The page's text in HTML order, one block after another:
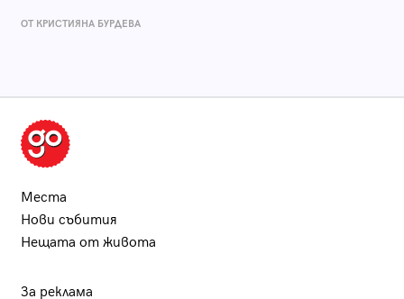
ОТ КРИСТИЯНА БУРДЕВА
Места
Нови събития
Нещата от живота
За реклама